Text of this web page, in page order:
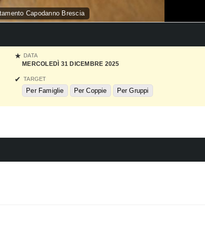
Capodanno Brescia
DATA
MERCOLEDÌ 31 DICEMBRE 2025
TARGET
Per Famiglie Per Coppie Per Gruppi